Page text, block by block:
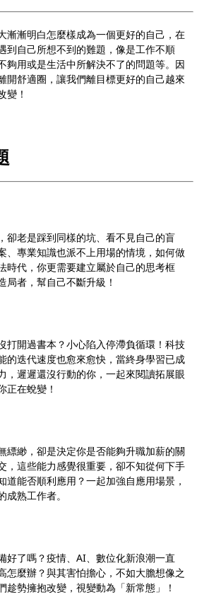
漸漸明白怎麼樣成為一個更好的自己，在
到自己所想不到的難題，像是工作不順
夠用或是生活中所解決不了的問題等。因
開舒適圈，讓我們離目標更好的自己越來
變！
卻老是踩到同樣的坑、看不見自己的盲
、專業知識也派不上用場的情境，如何做
時代，你更需要建立屬於自己的思考框
局者，幫自己不斷升級！
打開過書本？小心陷入停滯負循環！科技
的迭代速度也愈來愈快，當終身學習已成
，遲遲還沒行動的你，一起來閱讀拓展眼
正在蛻變！
縹緲，卻是決定你是否能夠升職加薪的關
，這些能力感覺很重要，卻不知從何下手
道能否順利應用？一起加強自應用場景，
熟工作者。
好了嗎？疫情、AI、數位化新浪潮一直
怎麼辦？與其害怕擔心，不如大膽想像之
趁勢擁抱改變，視變動為「新常態」！